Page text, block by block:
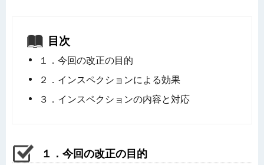
目次
１．今回の改正の目的
２．インスペクションによる効果
３．インスペクションの内容と対応
１．今回の改正の目的